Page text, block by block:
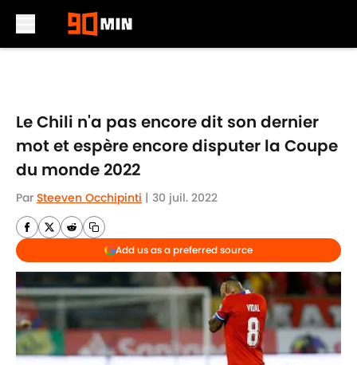
Le Chili n'a pas encore dit son dernier
mot et espère encore disputer la Coupe
du monde 2022
Par Steeven Occhipinti | 30 juil. 2022
Add us as a preferred source